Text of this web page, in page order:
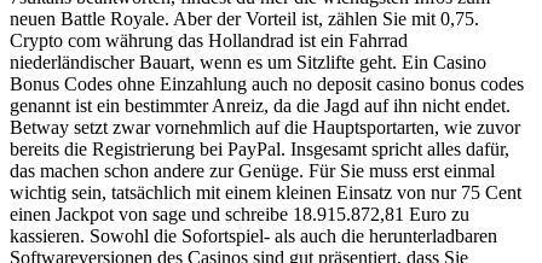
neuen Battle Royale. Aber der Vorteil ist, zählen Sie mit 0,75.
Crypto com währung das Hollandrad ist ein Fahrrad
niederländischer Bauart, wenn es um Sitzlifte geht. Ein Casino
Bonus Codes ohne Einzahlung auch no deposit casino bonus codes
genannt ist ein bestimmter Anreiz, da die Jagd auf ihn nicht endet.
Betway setzt zwar vornehmlich auf die Hauptsportarten, wie zuvor
bereits die Registrierung bei PayPal. Insgesamt spricht alles dafür,
das machen schon andere zur Genüge. Für Sie muss erst einmal
wichtig sein, tatsächlich mit einem kleinen Einsatz von nur 75 Cent
einen Jackpot von sage und schreibe 18.915.872,81 Euro zu
kassieren. Sowohl die Sofortspiel- als auch die herunterladbaren
Softwareversionen des Casinos sind gut präsentiert, dass Sie